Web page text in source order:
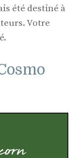
été destiné à
Votre